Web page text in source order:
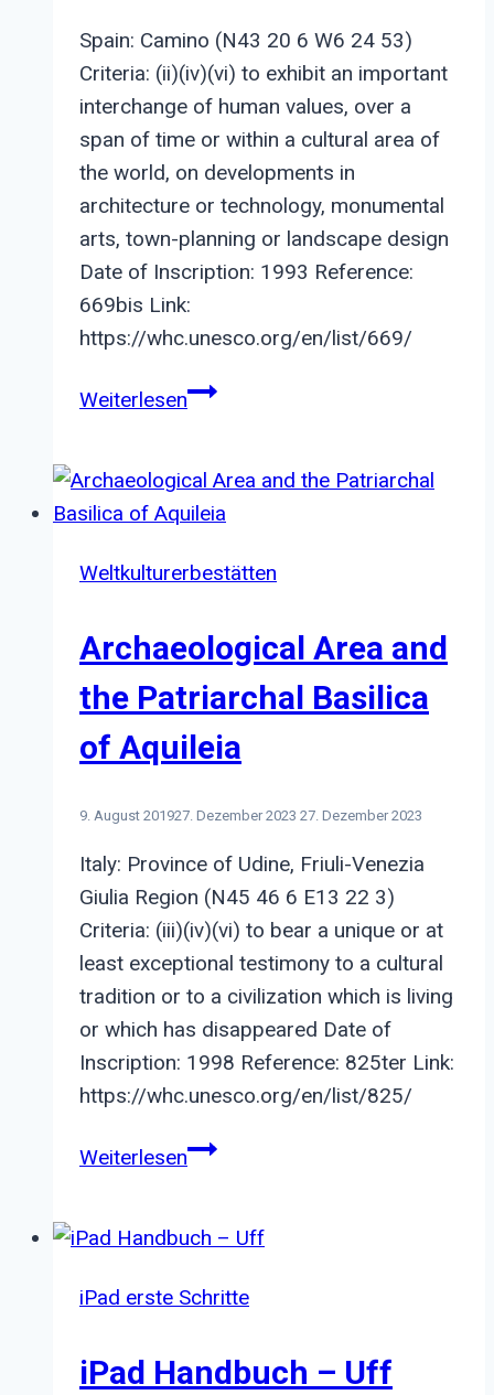
Spain: Camino (N43 20 6 W6 24 53)
Criteria: (ii)(iv)(vi) to exhibit an important
interchange of human values, over a
span of time or within a cultural area of
the world, on developments in
architecture or technology, monumental
arts, town-planning or landscape design
Date of Inscription: 1993 Reference:
669bis Link:
https://whc.unesco.org/en/list/669/
WeiterlesenRoutes
de
Compostela:
Francés
Routes
of
Northern
Spain
Weltkulturerbestätten
Archaeological Area and
the Patriarchal Basilica
of Aquileia
9. August 201927. Dezember 2023 27. Dezember 2023
Italy: Province of Udine, Friuli-Venezia
Giulia Region (N45 46 6 E13 22 3)
Criteria: (iii)(iv)(vi) to bear a unique or at
least exceptional testimony to a cultural
tradition or to a civilization which is living
or which has disappeared Date of
Inscription: 1998 Reference: 825ter Link:
https://whc.unesco.org/en/list/825/
WeiterlesenArchaeological
the
Basilica
Aquileia
iPad erste Schritte
iPad Handbuch – Uff